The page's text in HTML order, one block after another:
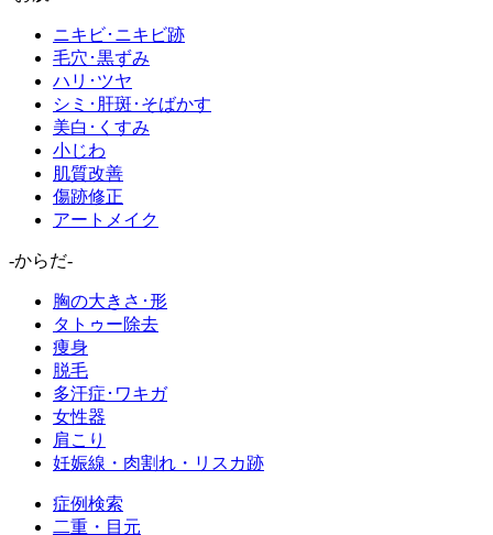
ニキビ･ニキビ跡
毛穴･黒ずみ
ハリ･ツヤ
シミ･肝斑･そばかす
美白･くすみ
小じわ
肌質改善
傷跡修正
アートメイク
-からだ-
胸の大きさ･形
タトゥー除去
痩身
脱毛
多汗症･ワキガ
女性器
肩こり
妊娠線・肉割れ・リスカ跡
症例検索
二重・目元